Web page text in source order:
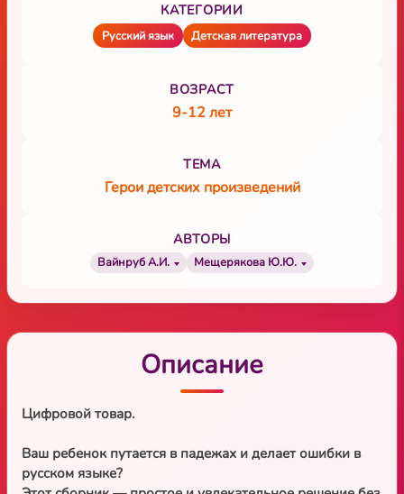
КАТЕГОРИИ
Русский язык Детская литература
ВОЗРАСТ
9-12 лет
ТЕМА
Герои детских произведений
АВТОРЫ
Вайнруб А.И. Мещерякова Ю.Ю.
Описание
Цифровой товар.
Ваш ребенок путается в падежах и делает ошибки в
русском языке?